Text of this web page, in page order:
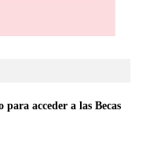
acceder a las Becas